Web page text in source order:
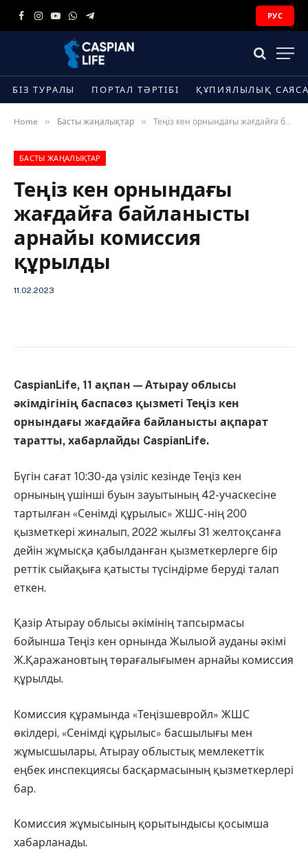
Facebook
Instagram
YouTube
WhatsApp
Telegram
РУС
БІЗ ТУРАЛЫ ПОРТАЛ ТӘРТІБІ ҚҰПИЯЛЫЛЫҚ
Home » Басты жаңалықтар » Теңіз кен орнындағы жағдайға байланысты арнайы комиссия құрылды
БАСТЫ ЖАҢАЛЫҚТАР
Теңіз кен орнындағы
жағдайға байланысты
арнайы комиссия
құрылды
11.02.2023
CaspianLife, 11 ақпан — Атырау облысы
әкімдігінің баспасөз қызметі Теңіз кен
орнындағы жағдайға байланысты ақпарат
таратты, хабарлайды CaspianLife.
Бүгін сағат 10:30-да үзіліс кезінде Теңіз кен
орнының үшінші буын зауытының 42-учаскесіне
тартылған «Сенімді құрылыс» ЖШС-нің 200
қызметкері жиналып, 2022 жылғы 31 желтоқсанға
дейін жұмысқа қабылданған қызметкерлерге бір
реттік сыйақыға қатысты түсіндірме беруді талап
еткен.
Қазір Атырау облысы әкімінің тапсырмасы
бойынша Теңіз кен орнында Жылыой ауданы әкімі
Ж.Қаражановтың төрағалығымен арнайы комиссия
құрылды.
Комиссия құрамында «Теңізшевройл» ЖШС
өкілдері, «Сенімді құрылыс» басшылығы мен
жұмысшылары, Атырау облыстық мемлекеттік
еңбек инспекциясы басқармасының қызметкерлері
бар.
Комиссия жұмысының қорытындысы қосымша
хабарланады.